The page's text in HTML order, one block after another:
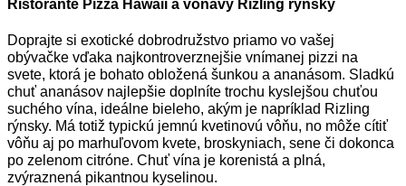
Ristorante Pizza Hawaii a voňavý Rizling rýnsky
Doprajte si exotické dobrodružstvo priamo vo vašej
obývačke vďaka najkontroverznejšie vnímanej pizzi na
svete, ktorá je bohato obložená šunkou a ananásom. Sladkú
chuť ananásov najlepšie doplníte trochu kyslejšou chuťou
suchého vína, ideálne bieleho, akým je napríklad Rizling
rýnsky. Má totiž typickú jemnú kvetinovú vôňu, no môže cítiť
vôňu aj po marhuľovom kvete, broskyniach, sene či dokonca
po zelenom citróne. Chuť vína je korenistá a plná,
zvýraznená pikantnou kyselinou.